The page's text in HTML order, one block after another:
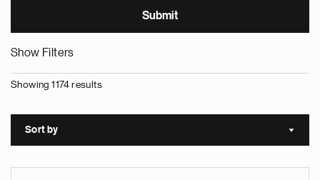
Show Filters
Showing 1174 results
Sort by Sort